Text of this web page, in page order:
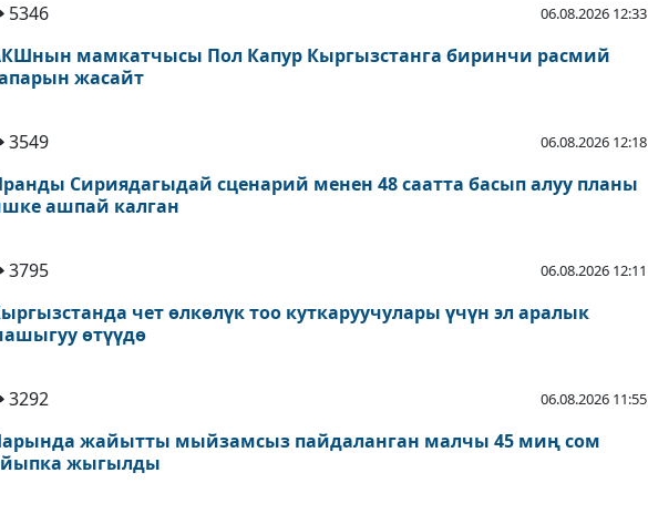
5346 06.08.2026 12:33
мамкатчысы Пол Капур Кыргызстанга биринчи расмий
жасайт
3549 06.08.2026 12:18
Сириядагыдай сценарий менен 48 саатта басып алуу планы
ашпай калган
3795 06.08.2026 12:11
чет өлкөлүк тоо куткаруучулары үчүн эл аралык
өтүүдө
3292 06.08.2026 11:55
жайытты мыйзамсыз пайдаланган малчы 45 миң сом
жыгылды